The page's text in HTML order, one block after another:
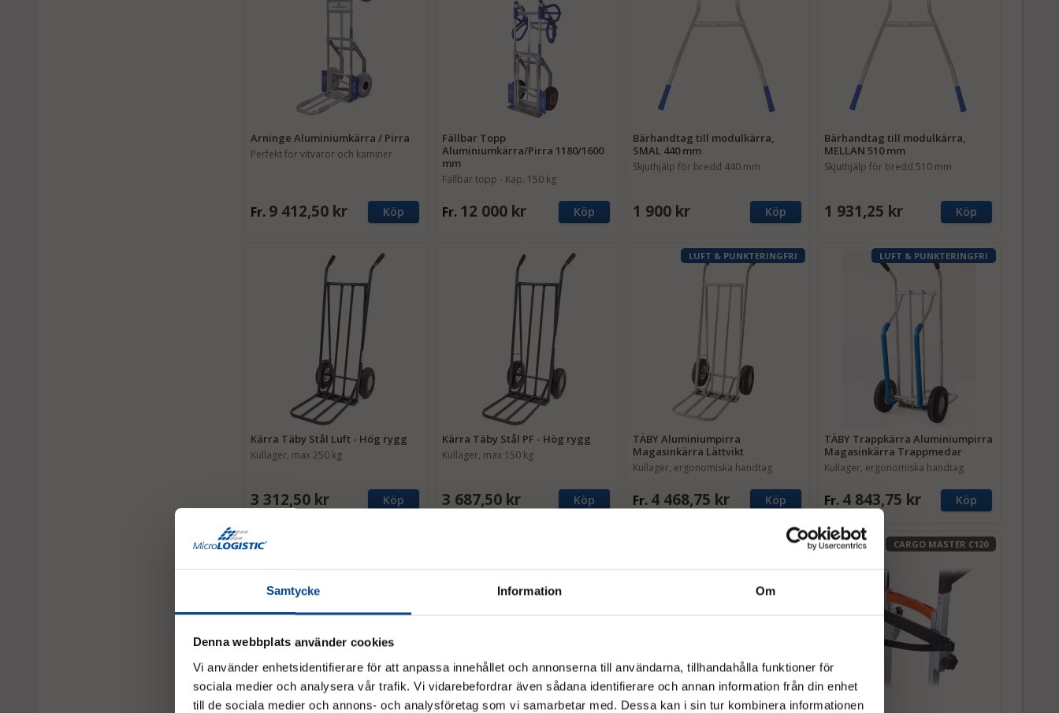
Samtycke Information Om
Denna webbplats använder cookies
Vi använder enhetsidentifierare för att anpassa innehållet och annonserna till användarna, tillhandahålla funktioner för
sociala medier och analysera vår trafik. Vi vidarebefordrar även sådana identifierare och annan information från din enhet
till de sociala medier och annons- och analysföretag som vi samarbetar med. Dessa kan i sin tur kombinera informationen
Arninge Aluminiumkärra / Pirra
Perfekt för vitvaror och kaminer
Fr. 9 412,50 kr Köp
Fällbar Topp
Aluminiumkärra/Pirra 1180/1600
mm
Fällbar topp - Kap. 150 kg
Fr. 12 000 kr Köp
Bärhandtag till modulkärra,
SMAL 440 mm
Skjuthjälp för bredd 440 mm
1 900 kr Köp
Bärhandtag till modulkärra,
MELLAN 510 mm
Skjuthjälp för bredd 510 mm
1 931,25 kr Köp
Kärra Täby Stål Luft - Hög rygg
Kullager, max 250 kg
3 312,50 kr Köp
Kärra Täby Stål PF - Hög rygg
Kullager, max 150 kg
3 687,50 kr Köp
LUFT & PUNKTERINGFRI
TÄBY Aluminiumpirra
Magasinkärra Lättvikt
Kullager, ergonomiska handtag
Fr. 4 468,75 kr Köp
LUFT & PUNKTERINGFRI
TÄBY Trappkärra Aluminiumpirra
Magasinkärra Trappmedar
Kullager, ergonomiska handtag
Fr. 4 843,75 kr Köp
CARGO MASTER C120
Vänligen välj hur du vill se priserna